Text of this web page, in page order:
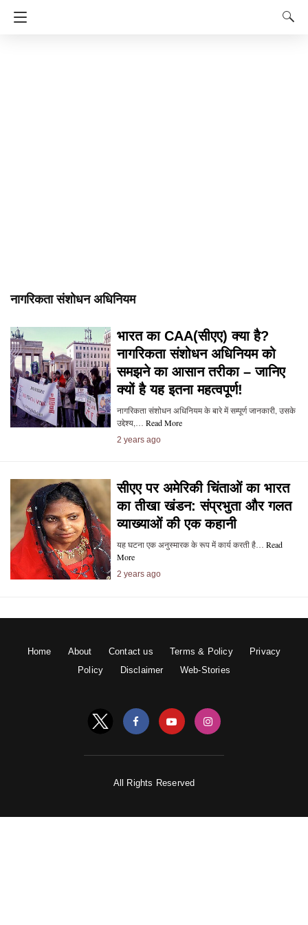
नागरिकता संशोधन अधिनियम
भारत का CAA(सीएए) क्या है?
नागरिकता संशोधन अधिनियम को
समझने का आसान तरीका – जानिए
क्यों है यह इतना महत्वपूर्ण!
नागरिकता संशोधन अधिनियम के बारे में सम्पूर्ण जानकारी, उसके
उद्देश्य,… Read More
2 years ago
सीएए पर अमेरिकी चिंताओं का भारत
का तीखा खंडन: संप्रभुता और गलत
व्याख्याओं की एक कहानी
यह घटना एक अनुस्मारक के रूप में कार्य करती है… Read
More
2 years ago
Home About Contact us Terms & Policy
Privacy
Policy
Disclaimer Web-Stories
All Rights Reserved